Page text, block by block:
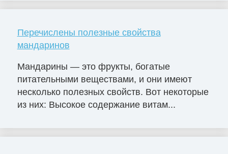
Перечислены полезные свойства
мандаринов
Мандарины — это фрукты, богатые
питательными веществами, и они имеют
несколько полезных свойств. Вот некоторые
из них: Высокое содержание витам...